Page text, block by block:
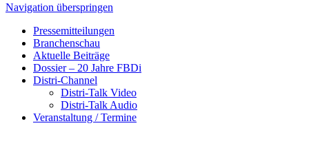
Navigation überspringen
Pressemitteilungen
Branchenschau
Aktuelle Beiträge
Dossier – 20 Jahre FBDi
Distri-Channel
Distri-Talk Video
Distri-Talk Audio
Veranstaltung / Termine